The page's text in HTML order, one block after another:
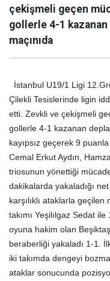
çekişmeli geçen
gollerle 4-1 kazanan
maçınıda
İstanbul U19/1 Ligi
Çilekli Tesislerinde ligin
etti. Zevkli ve çekişmeli
gollerle 4-1 kazanan
kayıpsız geçerek 9
Cemal Erkut Aydın,
triosunun yönettiği
dakikalarda yakaladığı
karşılıklı ataklarla
takımı Yeşilılgaz Sedat
oyuna hakim olan
beraberliği yakaladı 1-1.
iki takımda dengeyi
ataklar sonucunda